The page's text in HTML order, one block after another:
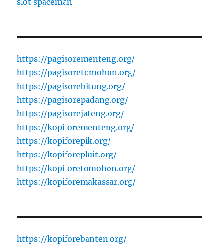
https://pagisorementeng.org/
https://pagisoretomohon.org/
https://pagisorebitung.org/
https://pagisorepadang.org/
https://pagisorejateng.org/
https://kopiforementeng.org/
https://kopiforepik.org/
https://kopiforepluit.org/
https://kopiforetomohon.org/
https://kopiforemakassar.org/
https://kopiforebanten.org/